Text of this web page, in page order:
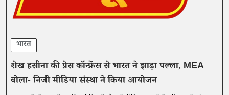
भारत
शेख हसीना की प्रेस कॉन्फ्रेंस से भारत ने झाड़ा पल्ला, MEA
बोला- निजी मीडिया संस्था ने किया आयोजन